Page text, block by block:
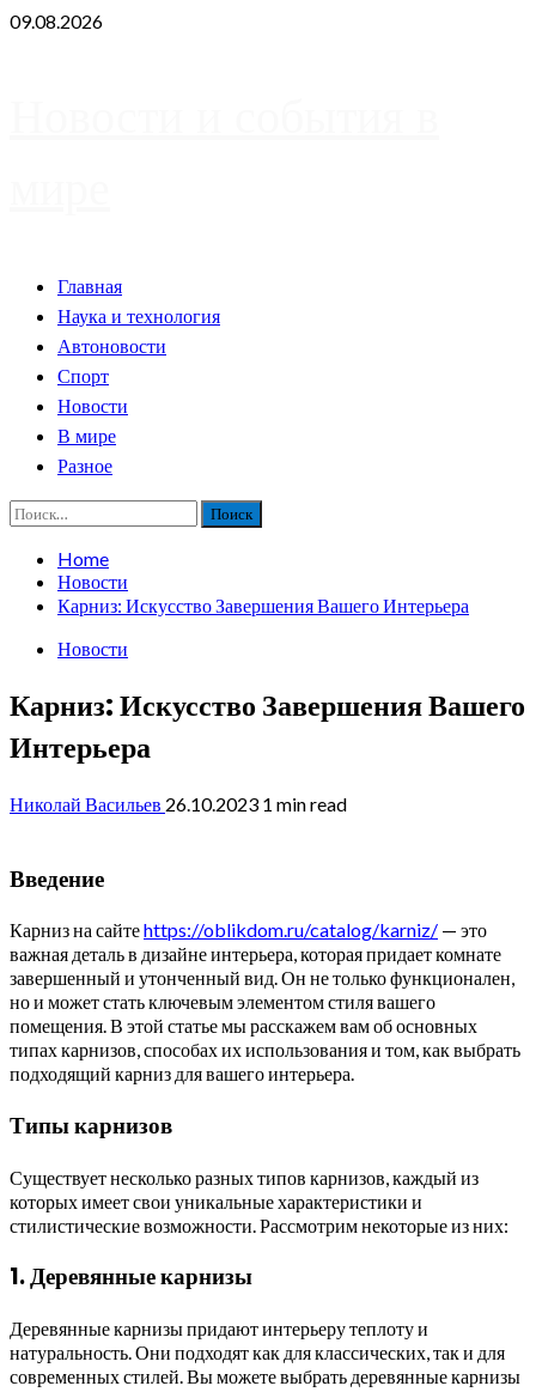
Skip
09.08.2026
PrimaryГлавная
Наука и технология
Автоновости
Спорт
Новости
В мире
Разное
Найти:
Home
Новости
Карниз: Искусство Завершения Вашего Интерьера
Новости
Карниз: Искусство Завершения Вашего
Интерьера
Николай Васильев 26.10.2023 1 min read
Введение
Карниз на сайтеhttps://oblikdom.ru/catalog/karniz/ — это
важная деталь в дизайне интерьера, которая придает комнате
завершенный и утонченный вид. Он не только функционален,
но и может стать ключевым элементом стиля вашего
помещения. В этой статье мы расскажем вам об основных
типах карнизов, способах их использования и том, как выбрать
подходящий карниз для вашего интерьера.
Типы карнизов
Существует несколько разных типов карнизов, каждый из
которых имеет свои уникальные характеристики и
стилистические возможности. Рассмотрим некоторые из них:
1. Деревянные карнизы
Деревянные карнизы придают интерьеру теплоту и
натуральность. Они подходят как для классических, так и для
современных стилей. Вы можете выбрать деревянные карнизы